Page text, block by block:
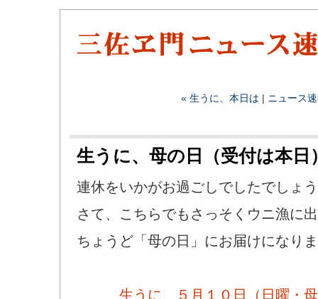
« 生うに、本日は | ニュース
生うに、母の日（受付は本日
連休をいかがお過ごしでしたでしょ
さて、こちらでもさっそくウニ漁に
ちょうど「母の日」にお届けになり
生うに ５月１０日（日曜・